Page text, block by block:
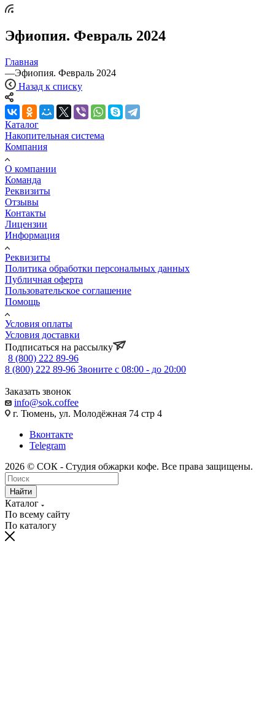
Эфиопия. Февраль 2024
Главная
—Эфиопия. Февраль 2024
Назад к списку
Каталог
Накопительная система
Компания
О компании
Команда
Реквизиты
Отзывы
Контакты
Лицензии
Информация
Реквизиты
Политика обработки персональных данных
Публичная оферта
Пользовательское соглашение
Помощь
Условия оплаты
Условия доставки
Подписаться на рассылку
8 (800) 222 89-96
8 (800) 222 89-96 Звоните с 08:00 - до 20:00
Заказать звонок
info@sok.coffee
г. Тюмень, ул. Молодёжная 74 стр 4
Вконтакте
Telegram
2026 © СОК - Студия обжарки кофе. Все права защищены.
Найти
Каталог
По всему сайту
По каталогу